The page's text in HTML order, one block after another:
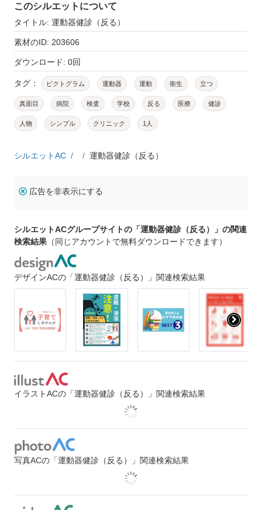
このシルエットについて
タイトル: 運動器健診（反る）
素材のID: 203606
ダウンロード: 0回
タグ： ピクトグラム 運動器 運動 衛生 立つ
真面目 病院 検査 学校 反る 医療 健診
人物 シンプル クリニック 1人
シルエットAC 運動器健診（反る）
広告を非表示にする
シルエットACグループサイトの「運動器健診（反る）」の関連
検索結果 （同じアカウントで無料ダウンロードできます）
デザインACの「運動器健診（反る）」関連検索結果
イラストACの「運動器健診（反る）」関連検索結果
写真ACの「運動器健診（反る）」関連検索結果